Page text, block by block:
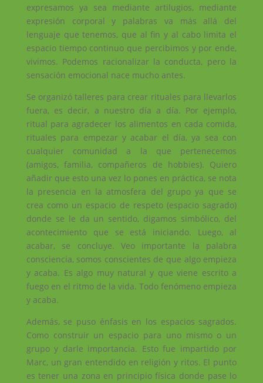
expresamos ya sea mediante artilugios, mediante
expresión corporal y palabras va más allá del
lenguaje que tenemos, que al fin y al cabo limita el
espacio tiempo continuo que percibimos y por ende,
vivimos. Podemos racionalizar la conducta, pero la
sensación emocional nace mucho antes.
Se organizó talleres para crear rituales para llevarlos
fuera, es decir, a nuestro día a día. Por ejemplo,
ritual para agradecer los alimentos en cada comida,
rituales para empezar y acabar el día, ya sea con
cualquier comunidad a la que pertenecemos
(amigos, familia, compañeros de hobbies). Quiero
añadir que esto una vez lo pones en práctica, se nota
la presencia en la atmosfera del grupo ya que se
crea como un espacio de respeto (espacio sagrado)
donde se le da un sentido, digamos simbólico, del
acontecimiento que se está iniciando. Luego, al
acabar, se concluye. Veo importante la palabra
consciencia, somos conscientes de que algo empieza
y acaba. Es algo muy natural y que viene escrito a
fuego en el ritmo de la vida. Todo fenómeno empieza
y acaba.
Además, se puso énfasis en los espacios sagrados.
Como construir un espacio para uno mismo o un
grupo y darle importancia. Esto fue impartido por
Marc, un gran entendido en religión y ritos. El punto
es tener una zona en principio física donde pase lo